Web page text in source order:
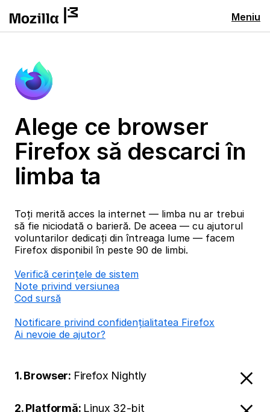
Meniu
Alege ce browser
Firefox să descarci în
limba ta
Toți merită acces la internet — limba nu ar trebui
să fie niciodată o barieră. De aceea — cu ajutorul
voluntarilor dedicați din întreaga lume — facem
Firefox disponibil în peste 90 de limbi.
Verifică cerințele de sistem
Note privind versiunea
Cod sursă
Notificare privind confidențialitatea Firefox
Ai nevoie de ajutor?
1. Browser: Firefox Nightly
2. Platformă: Linux 32-bit